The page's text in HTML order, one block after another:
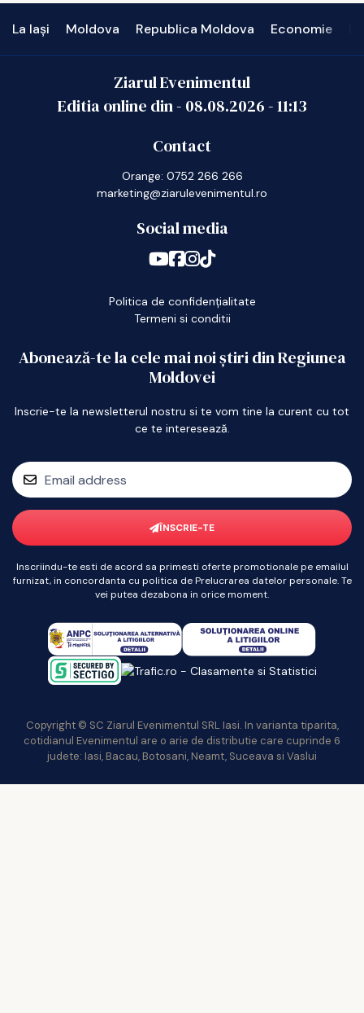
La Iași Moldova Republica Moldova Economie
Ziarul Evenimentul
Editia online din - 08.08.2026-11:13
Contact
Orange: 0752 266 266
marketing@ziarulevenimentul.ro
Social media
Politica de confidențialitate
Termeni si conditii
Abonează-te la cele mai noi știri din Regiunea
Moldovei
Inscrie-te la newsletterul nostru si te vom tine la curent cu tot
ce te interesează.
ÎNSCRIE-TE
Inscriindu-te esti de acord sa primesti oferte promotionale pe emailul
furnizat, in concordanta cu politica de Prelucrarea datelor personale. Te
vei putea dezabona in orice moment.
Copyright © SC Ziarul Evenimentul SRL Iasi. In varianta tiparita,
cotidianul Evenimentul are o arie de distributie care cuprinde 6
judete: Iasi, Bacau, Botosani, Neamt, Suceava si Vaslui